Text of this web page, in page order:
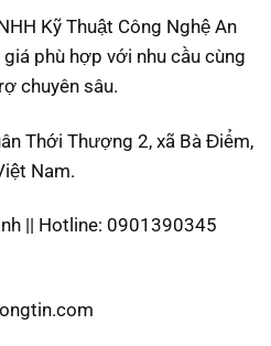
Kỹ Thuật Công Nghệ An
phù hợp với nhu cầu cùng
chuyên sâu.
Thới Thượng 2, xã Bà Điểm,
Nam.
|| Hotline: 0901390345